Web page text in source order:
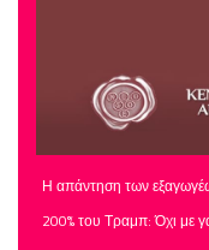
Η απάντηση των
200% του Τραμπ: Όχι με